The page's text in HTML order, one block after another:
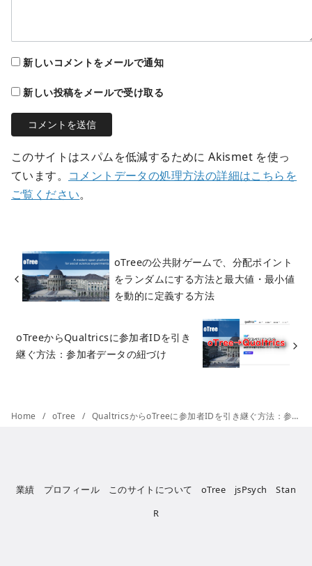
新しいコメントをメールで通知
新しい投稿をメールで受け取る
このサイトはスパムを低減するために Akismet を使っ
ています。 コメントデータの処理方法の詳細はこちらを
ご覧ください。
oTreeの公共財ゲームで、分配ポイント
をランダムにする方法と最大値・最小値
を動的に定義する方法
oTreeからQualtricsに参加者IDを引き
継ぐ方法：参加者データの紐づけ
Home oTree QualtricsからoTreeに参加者IDを引き継ぐ方法：参加者データの紐づけ
業績 プロフィール このサイトについて oTree jsPsych
Stan
R